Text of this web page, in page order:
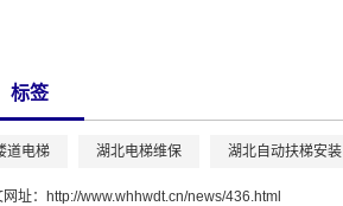
标签
道电梯 湖北电梯维保 湖北自动扶梯安装
址： http://www.whhwdt.cn/news/436.html